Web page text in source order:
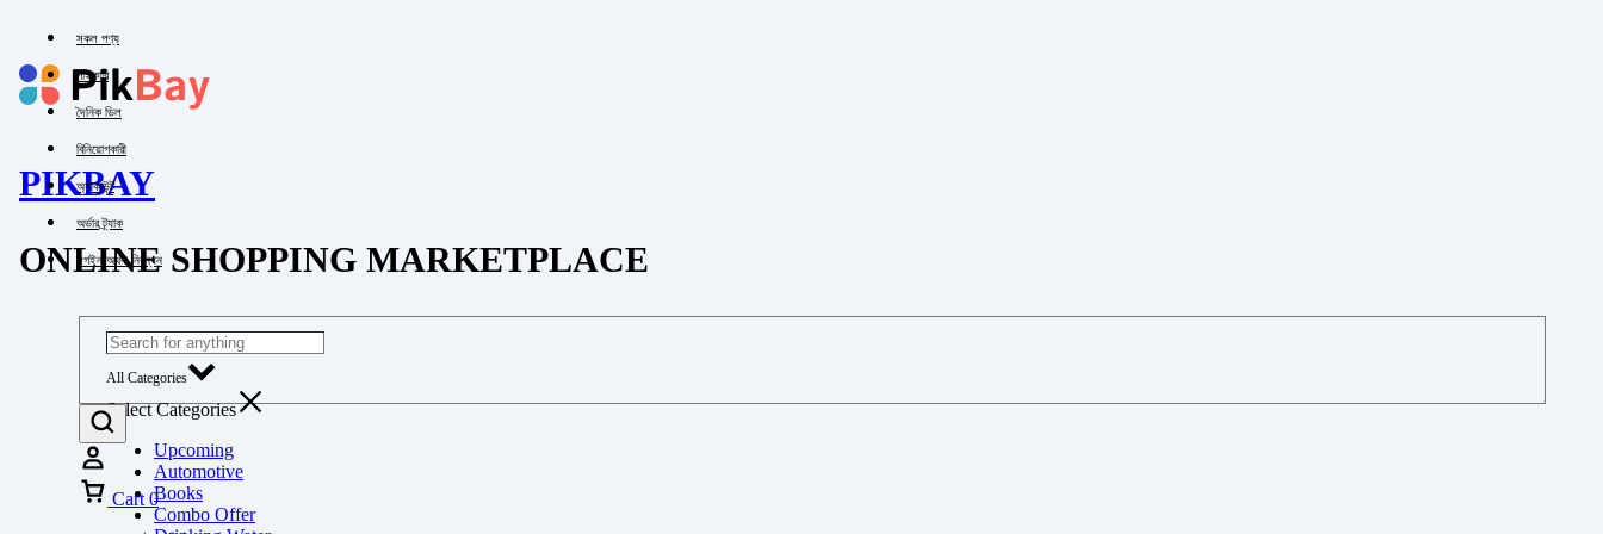
সকল পণ্য
পাইকারি
দৈনিক ডিল
বিনিয়োগকারী
অ্যাকাউন্ট
অর্ডার ট্র্যাক
লগইন অথবা নিবন্ধন
PIKBAY
ONLINE SHOPPING MARKETPLACE
All Categories
Select Categories
Upcoming
Automotive
Books
Combo Offer
Cart 0